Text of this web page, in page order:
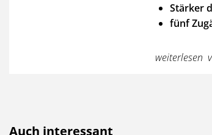
Stärker
fünf
Sie erhalten
weiterlesen
Auch interessant